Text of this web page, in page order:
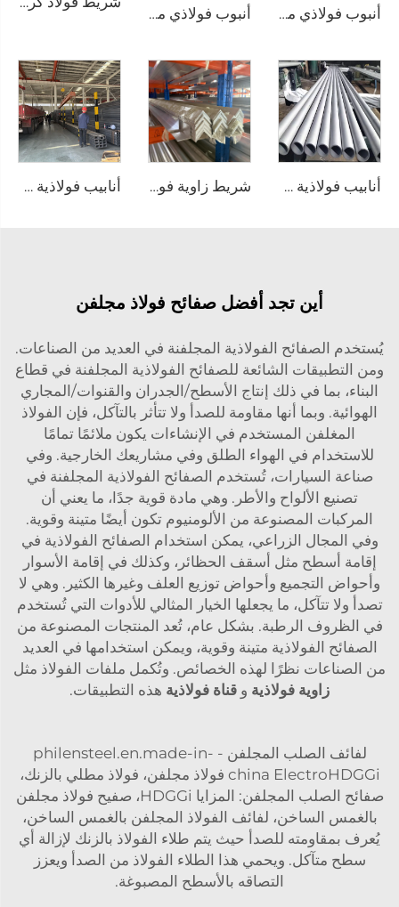
أنبوب فولاذي مقاوم للصدأ 304 و316 و201، أنابيب دائرية غير ملحومة أنبوب فولاذي مقاوم للصدأ غير ملحوم على شكل أنابيب مربعة
أنابيب فولاذية ملحومة من الفولاذ المقاوم للصدأ، أنابيب دائرية شريط زاوية فولاذي بملف ألومنيوم أنابيب فولاذية ملحومة كربونية على شكل مربع
أين تجد أفضل صفائح فولاذ مجلفن
يُستخدم الصفائح الفولاذية المجلفنة في العديد من الصناعات.
ومن التطبيقات الشائعة للصفائح الفولاذية المجلفنة في قطاع
البناء، بما في ذلك إنتاج الأسطح/الجدران والقنوات/المجاري
الهوائية. وبما أنها مقاومة للصدأ ولا تتأثر بالتآكل، فإن الفولاذ
المغلفن المستخدم في الإنشاءات يكون ملائمًا تمامًا
للاستخدام في الهواء الطلق وفي مشاريعك الخارجية. وفي
صناعة السيارات، تُستخدم الصفائح الفولاذية المجلفنة في
تصنيع الألواح والأطر. وهي مادة قوية جدًا، ما يعني أن
المركبات المصنوعة من الألومنيوم تكون أيضًا متينة وقوية.
وفي المجال الزراعي، يمكن استخدام الصفائح الفولاذية في
إقامة أسطح مثل أسقف الحظائر، وكذلك في إقامة الأسوار
وأحواض التجميع وأحواض توزيع العلف وغيرها الكثير. وهي لا
تصدأ ولا تتآكل، ما يجعلها الخيار المثالي للأدوات التي تُستخدم
في الظروف الرطبة. بشكل عام، تُعد المنتجات المصنوعة من
الصفائح الفولاذية متينة وقوية، ويمكن استخدامها في العديد
من الصناعات نظرًا لهذه الخصائص. وتُكمل ملفات الفولاذ مثل
زاوية فولاذية و قناة فولاذية هذه التطبيقات.
لفائف الصلب المجلفن - philensteel.en.made-in-
china ElectroHDGGi فولاذ مجلفن، فولاذ مطلي بالزنك،
صفائح الصلب المجلفن: المزايا HDGGi، صفيح فولاذ مجلفن
بالغمس الساخن، لفائف الفولاذ المجلفن بالغمس الساخن،
يُعرف بمقاومته للصدأ حيث يتم طلاء الفولاذ بالزنك لإزالة أي
سطح متآكل. ويحمي هذا الطلاء الفولاذ من الصدأ ويعزز
التصاقه بالأسطح المصبوغة.